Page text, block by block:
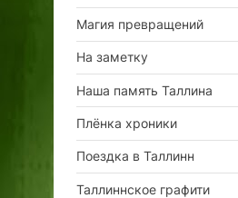
Магия превращений
На заметку
Наша память Таллина
Плёнка хроники
Поездка в Таллинн
Таллиннское графити